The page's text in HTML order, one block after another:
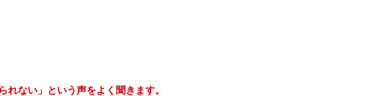
れない」という声をよく聞きます。